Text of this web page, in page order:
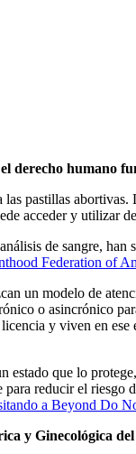
humano
pastillas
acceder y utilizar
de sangre,
Federation of
un modelo de
o asincrónico
y viven en
que lo
reducir el
a Beyond Do
y Ginecológica